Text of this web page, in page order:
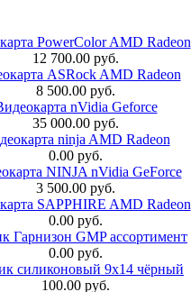
PowerColor AMD Radeon
12 700.00 руб.
ASRock AMD Radeon
8 500.00 руб.
nVidia Geforce
35 000.00 руб.
ninja AMD Radeon
0.00 руб.
NINJA nVidia GeForce
3 500.00 руб.
SAPPHIRE AMD Radeon
0.00 руб.
Гарнизон GMP ассортимент
0.00 руб.
силиконовый 9х14 чёрный
100.00 руб.